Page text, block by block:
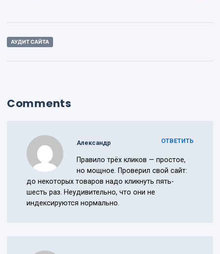
АУДИТ САЙТА
Comments
ОТВЕТИТЬ
Александр
Правило трёх кликов — простое,
но мощное. Проверил свой сайт:
до некоторых товаров надо кликнуть пять-
шесть раз. Неудивительно, что они не
индексируются нормально.